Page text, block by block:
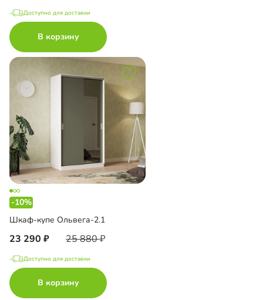
Доступно для доставки
В корзину
-10%
Шкаф-купе Ольвега-2.1
23 290 25 880
Доступно для доставки
В корзину